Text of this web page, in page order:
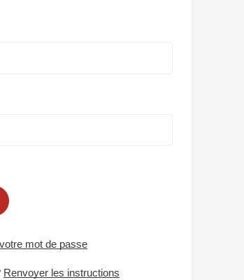
mot de passe
Renvoyer les instructions